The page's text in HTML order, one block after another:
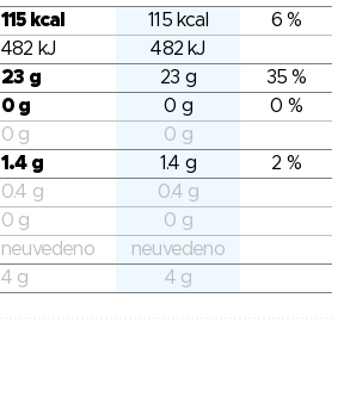
115 kcal 115 kcal
6 %
482 kJ
482 kJ
23 g 23 g
35 %
0 g 0 g
0 %
0 g
0 g
1.4 g 1.4 g
2 %
0.4 g
0.4 g
0 g
0 g
neuvedeno
neuvedeno
4 g 4 g